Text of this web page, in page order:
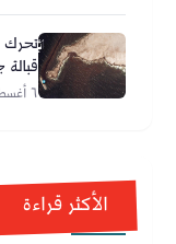
تحرك
قبالة
٦ أغسطس ٢٠٢٦
الأكثر قراءة